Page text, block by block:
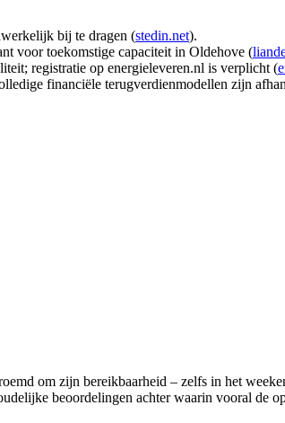
bij te dragen (stedin.net).
voor toekomstige capaciteit in Oldehove (
registratie op energieleveren.nl is verplicht (
financiële terugverdienmodellen zijn
om zijn bereikbaarheid – zelfs in het
beoordelingen achter waarin vooral de